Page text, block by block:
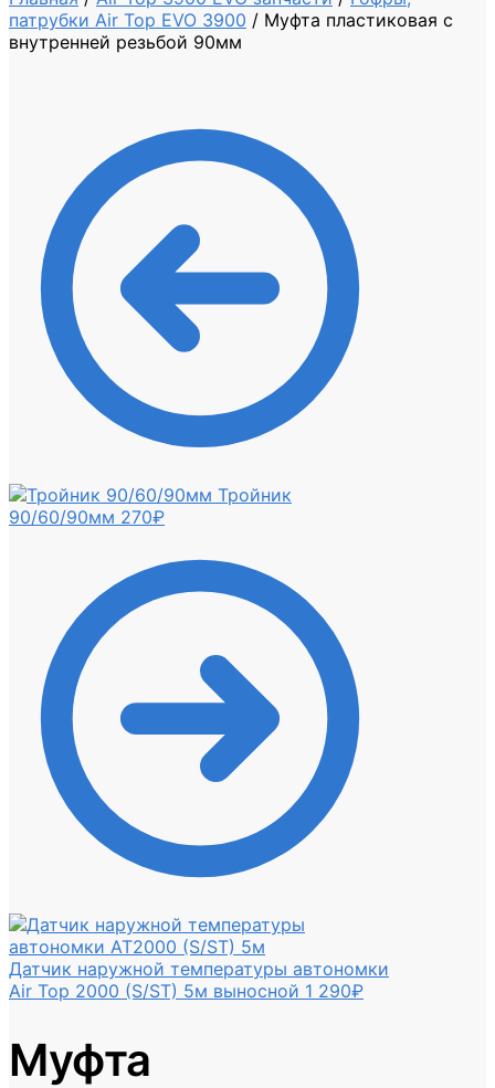
патрубки Air Top EVO 3900 / Муфта пластиковая с
внутренней резьбой 90мм
Тройник
90/60/90мм 270₽
Датчик наружной температуры автономки
Air Top 2000 (S/ST) 5м выносной 1 290₽
Муфта